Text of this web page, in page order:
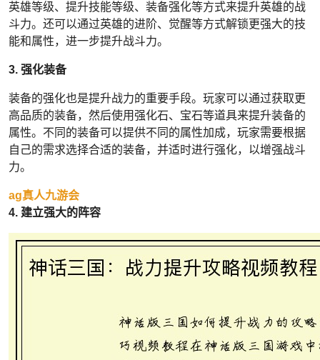
英雄等级、提升技能等级、装备强化等方式来提升英雄的战
斗力。还可以通过英雄的进阶、觉醒等方式解锁更强大的技
能和属性，进一步提升战斗力。
3. 强化装备
装备的强化也是提升战力的重要手段。玩家可以通过获取更
高品质的装备，然后使用强化石、宝石等道具来提升装备的
属性。不同的装备可以提供不同的属性加成，玩家需要根据
自己的需求选择合适的装备，并适时进行强化，以增强战斗
力。
ag真人九游会
4. 建立强大的阵容